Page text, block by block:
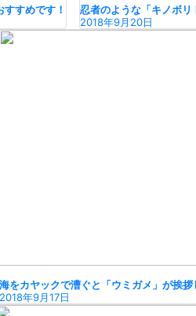
すめです！
忍者のような「キノボ
2018年9月20日
海をカヤックで漕ぐと「ウミガメ」が挨
2018年9月17日